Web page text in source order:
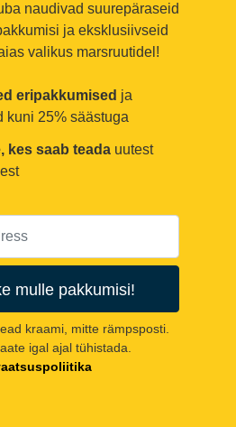
naudivad suurepäraseid
ja eksklusiivseid
valikus marsruutidel!
eripakkumised ja
kuni 25% säästuga
kes saab teada uutest
mulle pakkumisi!
kraami, mitte rämpsposti.
igal ajal tühistada.